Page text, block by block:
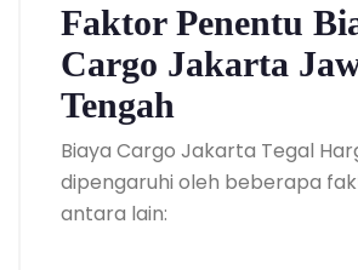
Faktor Penentu
Cargo Jakarta
Tengah
Biaya Cargo Jakarta Tegal
dipengaruhi oleh beberapa
antara lain: